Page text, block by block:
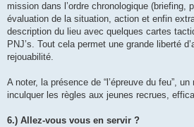
mission dans l’ordre chronologique (briefing,
évaluation de la situation, action et enfin
description du lieu avec quelques cartes
PNJ’s. Tout cela permet une grande liberté
rejouabilité.
A noter, la présence de “l’épreuve du feu”,
inculquer les règles aux jeunes recrues,
6.) Allez-vous vous en servir ?